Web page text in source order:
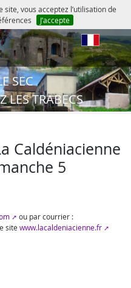
vous acceptez l’utilisation de
J’accepte
SEC
LES TRABECS
Caldéniacienne
5
ou par courrier :
site www.lacaldeniacienne.fr